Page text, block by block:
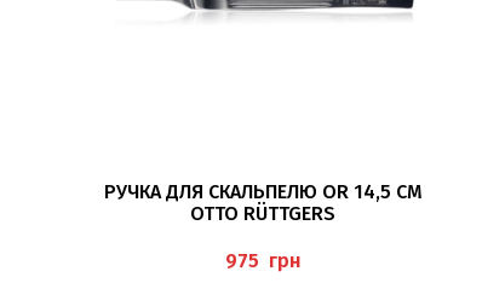
ДОДАТИ В КОШИК
РУЧКА ДЛЯ СКАЛЬПЕЛЮ OR 14,5 СМ
OTTO RÜTTGERS
грн